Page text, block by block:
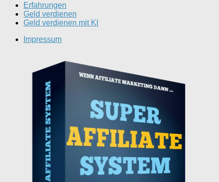
Erfahrungen
Geld verdienen
Geld verdienen mit KI
Impressum